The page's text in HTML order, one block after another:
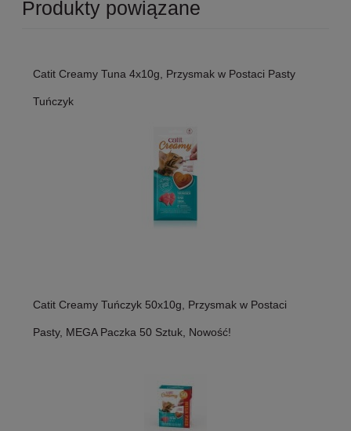
Produkty powiązane
Catit Creamy Tuna 4x10g, Przysmak w Postaci Pasty
Tuńczyk
Catit Creamy Tuńczyk 50x10g, Przysmak w Postaci
Pasty, MEGA Paczka 50 Sztuk, Nowość!